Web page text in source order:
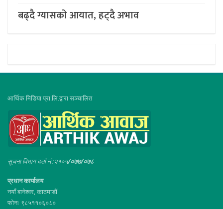
बढ्दै ग्यासको आयात, हट्दै अभाव
आर्थिक मिडिया प्रा.लि.द्वारा सञ्चालित
सूचना विभाग दर्ता नं :२१०५/०७७/०७८
प्रधान कार्यालय
नयाँ बानेश्वर, काठमाडौं
फोनः ९८५११०६०८०